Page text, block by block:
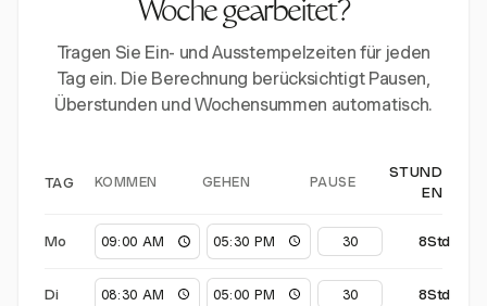
Woche gearbeitet?
Tragen Sie Ein- und Ausstempelzeiten für jeden
Tag ein. Die Berechnung berücksichtigt Pausen,
Überstunden und Wochensummen automatisch.
TAG KOMMEN GEHEN PAUSE
STUND
EN
Mo 8Std
Di 8Std